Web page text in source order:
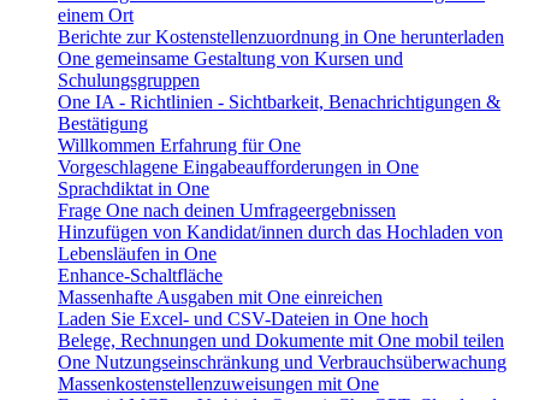
einem Ort
Berichte zur Kostenstellenzuordnung in One herunterladen
One gemeinsame Gestaltung von Kursen und
Schulungsgruppen
One IA - Richtlinien - Sichtbarkeit, Benachrichtigungen &
Bestätigung
Willkommen Erfahrung für One
Vorgeschlagene Eingabeaufforderungen in One
Sprachdiktat in One
Frage One nach deinen Umfrageergebnissen
Hinzufügen von Kandidat/innen durch das Hochladen von
Lebensläufen in One
Enhance-Schaltfläche
Massenhafte Ausgaben mit One einreichen
Laden Sie Excel- und CSV-Dateien in One hoch
Belege, Rechnungen und Dokumente mit One mobil teilen
One Nutzungseinschränkung und Verbrauchsüberwachung
Massenkostenstellenzuweisungen mit One